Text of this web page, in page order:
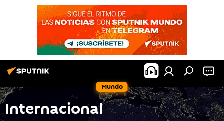
Mundo
Internacional